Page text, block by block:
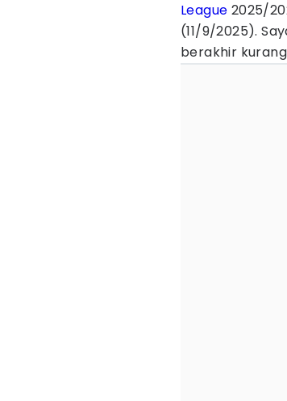
League 2025/
(11/9/2025).
berakhir